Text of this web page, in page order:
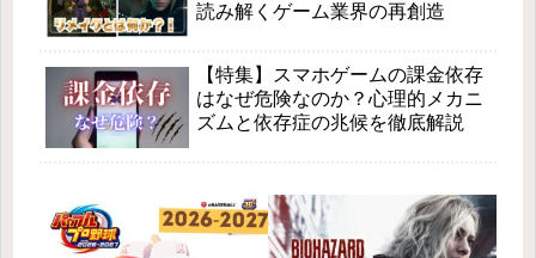
読み解くゲーム業界の再創造
【特集】スマホゲームの課金依存
はなぜ危険なのか？心理的メカニ
ズムと依存症の兆候を徹底解説